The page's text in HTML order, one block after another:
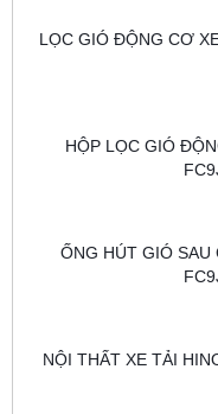
LỌC GIÓ ĐỘNG CƠ
HỘP LỌC GIÓ
ỐNG HÚT GIÓ SAU
NỘI THẤT XE TẢI